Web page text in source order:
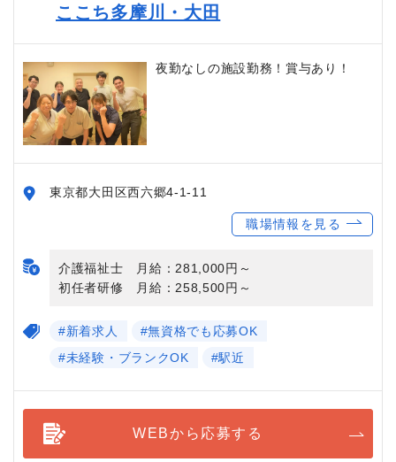
ここち多摩川・大田
夜勤なしの施設勤務！賞与あり！
東京都大田区西六郷4-1-11
職場情報を見る
介護福祉士 月給：281,000円～
初任者研修 月給：258,500円～
#新着求人
#無資格でも応募OK
#未経験・ブランクOK
#駅近
WEBから応募する